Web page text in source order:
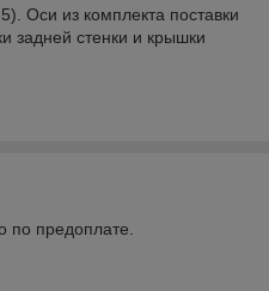
Оси из комплекта поставки
задней стенки и крышки
по предоплате.